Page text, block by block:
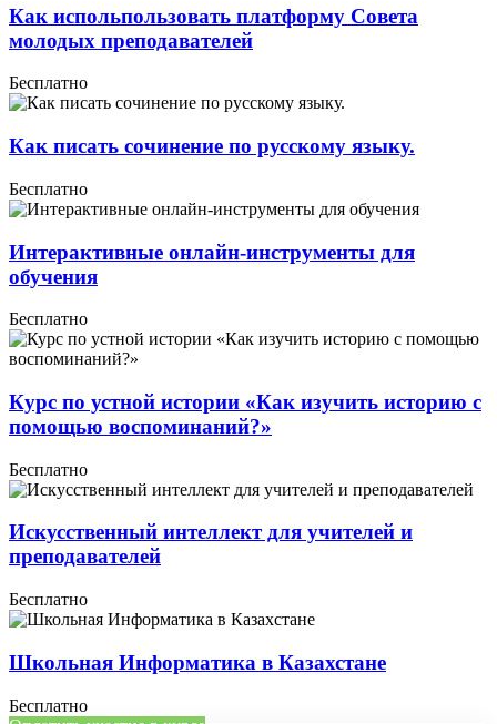
Как испольпользовать платформу Совета
молодых преподавателей
Бесплатно
Как писать сочинение по русскому языку.
Бесплатно
Интерактивные онлайн-инструменты для
обучения
Бесплатно
Курс по устной истории «Как изучить историю с
помощью воспоминаний?»
Бесплатно
Искусственный интеллект для учителей и
преподавателей
Бесплатно
Школьная Информатика в Казахстане
Бесплатно